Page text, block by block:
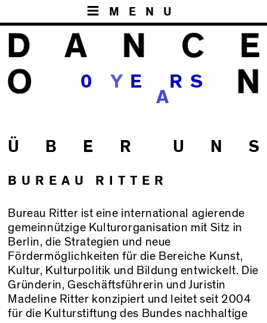
MENU
0 Y E
A
R S
Ü B E R U N S
BUREAU RITTER
Bureau Ritter ist eine international agierende
gemeinnützige Kulturorganisation mit Sitz in
Berlin, die Strategien und neue
Fördermöglichkeiten für die Bereiche Kunst,
Kultur, Kulturpolitik und Bildung entwickelt. Die
Gründerin, Geschäftsführerin und Juristin
Madeline Ritter konzipiert und leitet seit 2004
für die Kulturstiftung des Bundes nachhaltige